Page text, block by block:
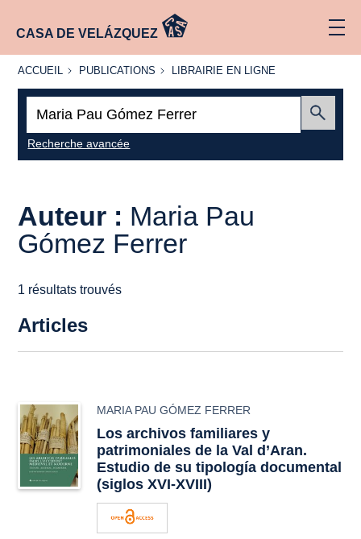
CASA DE VELÁZQUEZ
ACCUEIL
ACCUEIL PUBLICATIONS
PUBLICATIONS
LIBRAIRIE
LIBRAIRIE EN LIGNE
Recherche avancée
Auteur : Maria Pau
Gómez Ferrer
1 résultats trouvés
Articles
MARIA PAU GÓMEZ FERRER
Los archivos familiares y
patrimoniales de la Val d’Aran.
Estudio de su tipología documental
(siglos XVI-XVIII)